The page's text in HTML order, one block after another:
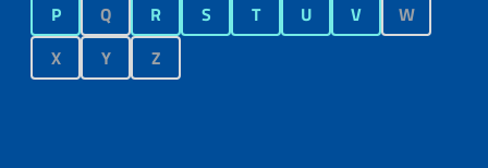
P
Q R S T U V
W
X
Y Z